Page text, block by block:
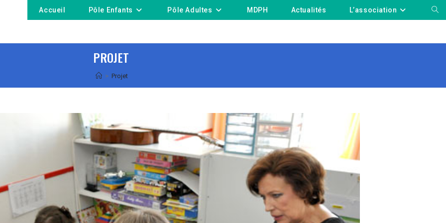
Accueil Pôle Enfants Pôle Adultes MDPH Actualités L’association
PROJET
> Projet